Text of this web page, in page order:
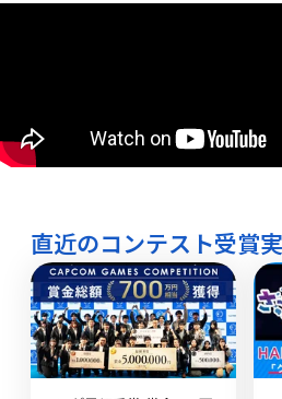
直近のコンテスト受賞